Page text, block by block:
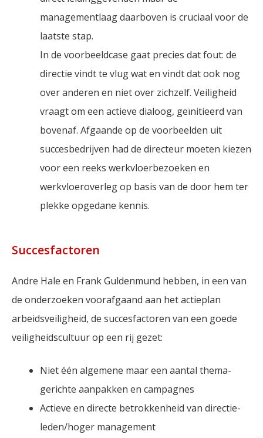
managementlaag daarboven is cruciaal voor de
laatste stap.
In de voorbeeldcase gaat precies dat fout: de
directie vindt te vlug wat en vindt dat ook nog
over anderen en niet over zichzelf. Veiligheid
vraagt om een actieve dialoog, geïnitieerd van
bovenaf. Afgaande op de voorbeelden uit
succesbedrijven had de directeur moeten kiezen
voor een reeks werkvloerbezoeken en
werkvloeroverleg op basis van de door hem ter
plekke opgedane kennis.
Succesfactoren
Andre Hale en Frank Guldenmund hebben, in een van
de onderzoeken voorafgaand aan het actieplan
arbeidsveiligheid, de succesfactoren van een goede
veiligheidscultuur op een rij gezet:
Niet één algemene maar een aantal thema-
gerichte aanpakken en campagnes
Actieve en directe betrokkenheid van directie-
leden/hoger management